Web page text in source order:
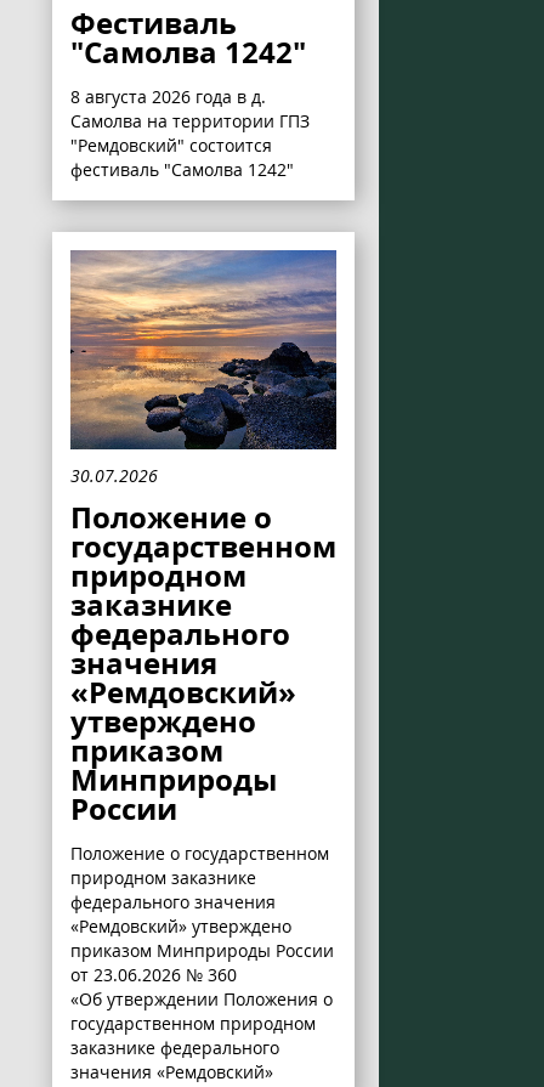
Фестиваль
"Самолва 1242"
8 августа 2026 года в д.
Самолва на территории ГПЗ
"Ремдовский" состоится
фестиваль "Самолва 1242"
30.07.2026
Положение о
государственном
природном
заказнике
федерального
значения
«Ремдовский»
утверждено
приказом
Минприроды
России
Положение о государственном
природном заказнике
федерального значения
«Ремдовский» утверждено
приказом Минприроды России
от 23.06.2026 № 360
«Об утверждении Положения о
государственном природном
заказнике федерального
значения «Ремдовский»